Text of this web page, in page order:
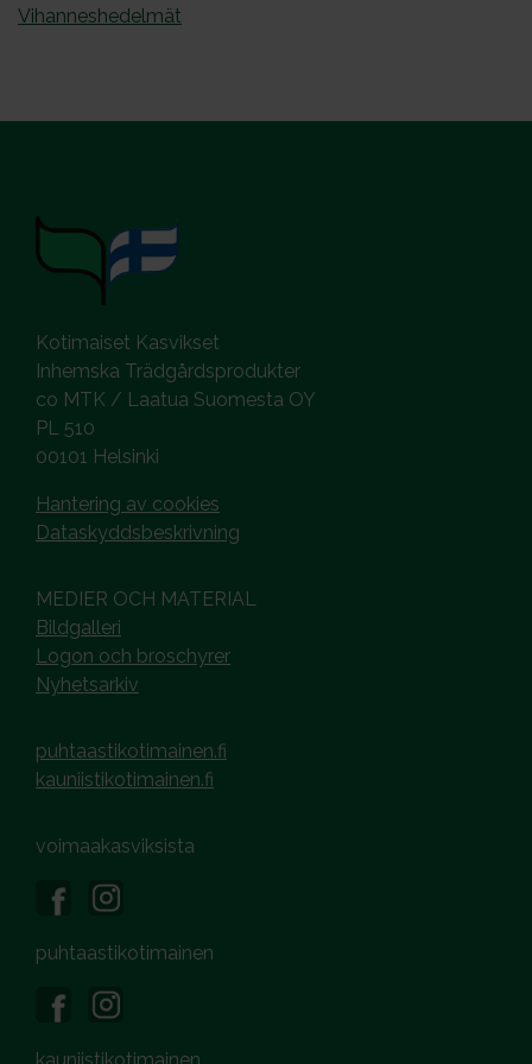
Vihanneshedelmät
Kotimaiset Kasvikset
Inhemska Trädgårdsprodukter
co MTK / Laatua Suomesta OY
PL 510
00101 Helsinki
Hantering av cookies
Dataskyddsbeskrivning
MEDIER OCH MATERIAL
Bildgalleri
Logon och broschyrer
Nyhetsarkiv
puhtaastikotimainen.fi
kauniistikotimainen.fi
voimaakasviksista
puhtaastikotimainen